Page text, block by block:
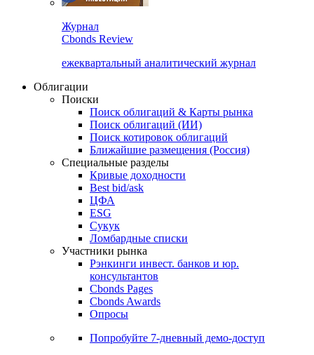
Журнал
Cbonds Review
ежеквартальный аналитический журнал
Облигации
Поиски
Поиск облигаций & Карты рынка
Поиск облигаций (ИИ)
Поиск котировок облигаций
Ближайшие размещения (Россия)
Специальные разделы
Кривые доходности
Best bid/ask
ЦФА
ESG
Сукук
Ломбардные списки
Участники рынка
Рэнкинги инвест. банков и юр.
консультантов
Cbonds Pages
Cbonds Awards
Опросы
Попробуйте 7-дневный демо-доступ